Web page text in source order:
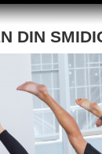
DIN